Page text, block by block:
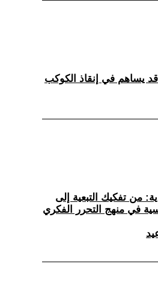
من تفكيك التبعية إلى
في منهج التحرر الفكري